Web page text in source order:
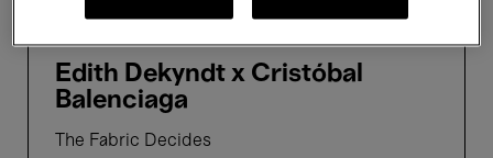
Edith Dekyndt x Cristóbal
Balenciaga
The Fabric Decides